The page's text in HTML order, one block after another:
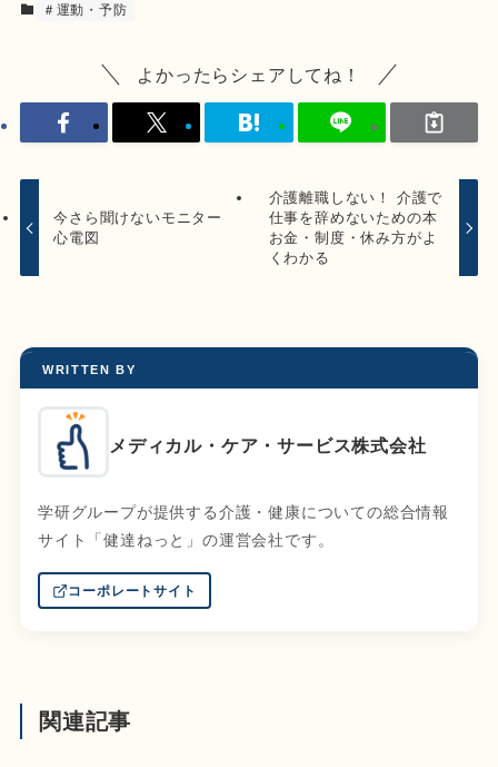
＃運動・予防
よかったらシェアしてね！
今さら聞けないモニター
心電図
介護離職しない！ 介護で
仕事を辞めないための本
お金・制度・休み方がよ
くわかる
WRITTEN BY
メディカル・ケア・サービス株式会社
学研グループが提供する介護・健康についての総合情報
サイト「健達ねっと」の運営会社です。
コーポレートサイト
関連記事